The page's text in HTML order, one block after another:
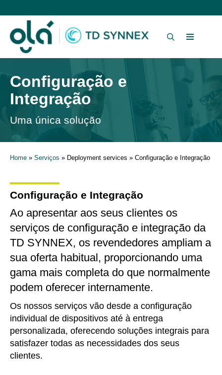
Configuração e
Integração
Uma única solução
Home » Serviços » Deployment services » Configuração e Integração
Configuração e Integração
Ao apresentar aos seus clientes os
serviços de configuração e integração da
TD SYNNEX, os revendedores ampliam a
sua oferta habitual, proporcionando uma
gama mais completa do que normalmente
podem oferecer internamente.
Os nossos serviços vão desde a configuração
individual de dispositivos até à entrega
personalizada, oferecendo soluções integrais para
satisfazer todas as necessidades dos seus
clientes.